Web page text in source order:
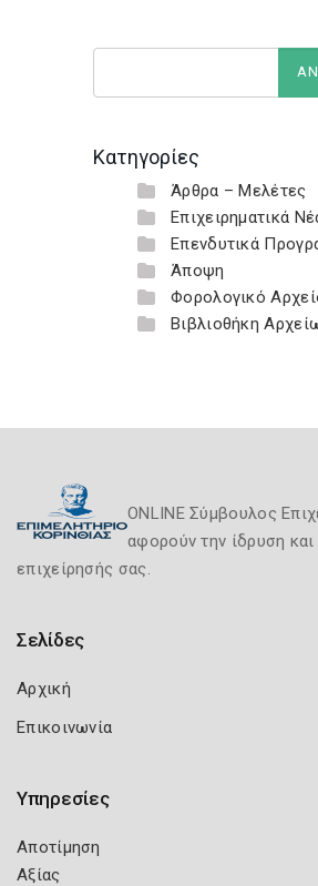
Κατηγορίες
Άρθρα – Μελέτες
Επιχειρηματικά
Επενδυτικά
Άποψη
Φορολογικό
Βιβλιοθήκη
ONLINE Σύμβουλος
αφορούν την ίδρυση και
επιχείρησής σας.
Σελίδες
Αρχική
Επικοινωνία
Υπηρεσίες
Αποτίμηση
Αξίας